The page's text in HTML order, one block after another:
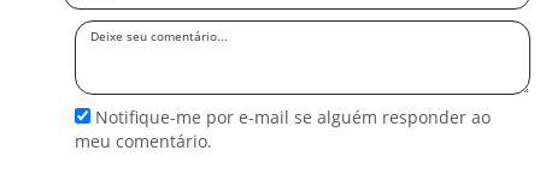
Deixe
Notifique-me por e-mail se alguém responder ao
meu comentário.